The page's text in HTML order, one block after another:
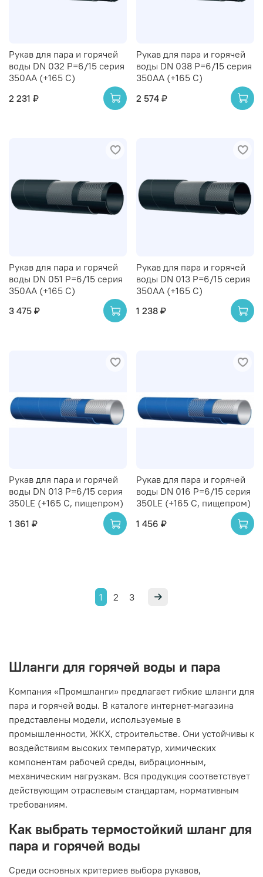
Рукав для пара и горячей
воды DN 032 Р=6/15 серия
350AA (+165 С)
2 231 ₽
Рукав для пара и горячей
воды DN 038 Р=6/15 серия
350AA (+165 С)
2 574 ₽
Рукав для пара и горячей
воды DN 051 Р=6/15 серия
350AA (+165 С)
3 475 ₽
Рукав для пара и горячей
воды DN 013 Р=6/15 серия
350AA (+165 С)
1 238 ₽
Рукав для пара и горячей
воды DN 013 P=6/15 серия
350LE (+165 С, пищепром)
1 361 ₽
Рукав для пара и горячей
воды DN 016 P=6/15 серия
350LE (+165 С, пищепром)
1 456 ₽
1 2 3
Шланги для горячей воды и пара
Компания «Промшланги» предлагает гибкие шланги для
пара и горячей воды. В каталоге интернет-магазина
представлены модели, используемые в
промышленности, ЖКХ, строительстве. Они устойчивы к
воздействиям высоких температур, химических
компонентам рабочей среды, вибрационным,
механическим нагрузкам. Вся продукция соответствует
действующим отраслевым стандартам, нормативным
требованиям.
Как выбрать термостойкий шланг для
пара и горячей воды
Среди основных критериев выбора рукавов,